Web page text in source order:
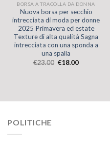
BORSA A TRACOLLA DA DONNA
Nuova borsa per secchio
intrecciata di moda per donne
2025 Primavera ed estate
Texture di alta qualità Sagna
intrecciata con una sponda a
una spalla
€23.00 €18.00
POLITICHE